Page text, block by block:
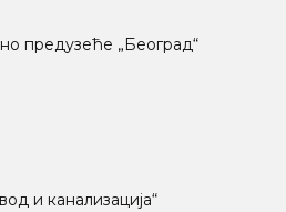
предузеће „Београд“
и канализација“